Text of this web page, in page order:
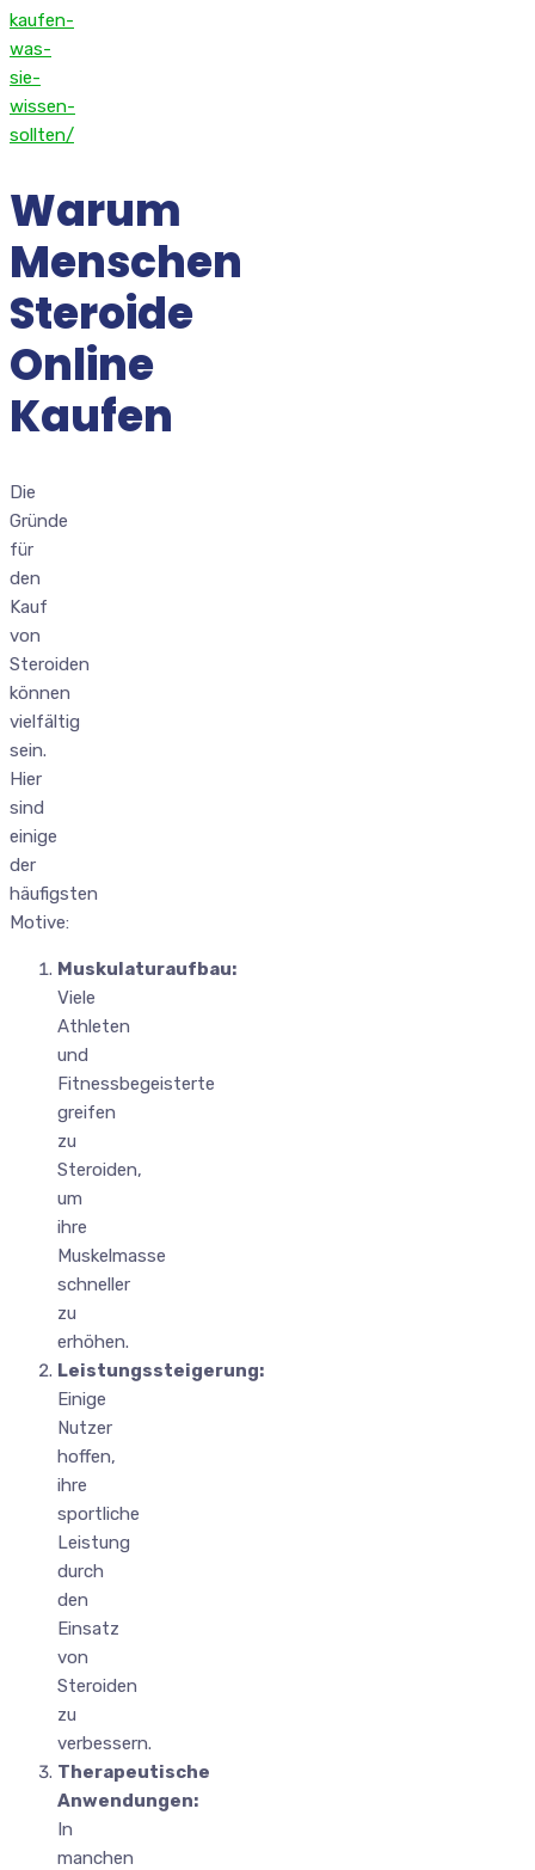
kaufen-
was-
sie-
wissen-
sollten/
Warum
Menschen
Steroide
Online
Kaufen
Die
Gründe
für
den
Kauf
von
Steroiden
können
vielfältig
sein.
Hier
sind
einige
der
häufigsten
Motive:
Muskulaturaufbau:
Viele
Athleten
und
Fitnessbegeisterte
greifen
zu
Steroiden,
um
ihre
Muskelmasse
schneller
zu
erhöhen.
Leistungssteigerung:
Einige
Nutzer
hoffen,
ihre
sportliche
Leistung
durch
den
Einsatz
von
Steroiden
zu
verbessern.
Therapeutische
Anwendungen:
In
manchen